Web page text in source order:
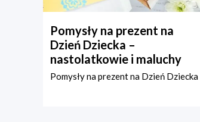
Pomysły na prezent na
Dzień Dziecka –
nastolatkowie i maluchy
Pomysły na prezent na Dzień Dziecka